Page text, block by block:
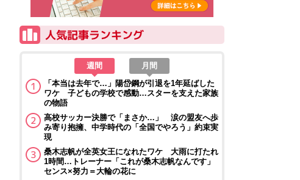
週間
月間
「本当は去年で…」陽岱鋼が引退を1年延ばした
ワケ 子どもの学校で感動…スターを支えた家族
の物語
高校サッカー決勝で「まさか…」 涙の盟友へ歩
み寄り抱擁、中学時代の「全国でやろう」約束実
現
桑木志帆が全英女王になれたワケ 大雨に打たれ
1時間…トレーナー「これが桑木志帆なんです」
センス×努力＝大輪の花に